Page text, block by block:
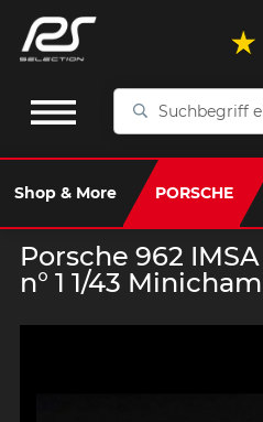
Suchbegriff
Shop & More PORSCHE
Porsche 962
n° 1 1/43